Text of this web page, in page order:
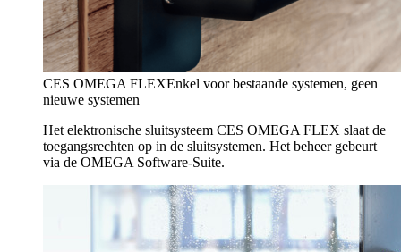
CES OMEGA FLEXEnkel voor bestaande systemen, geen
nieuwe systemen
Het elektronische sluitsysteem CES OMEGA FLEX slaat de
toegangsrechten op in de sluitsystemen. Het beheer gebeurt
via de OMEGA Software-Suite.